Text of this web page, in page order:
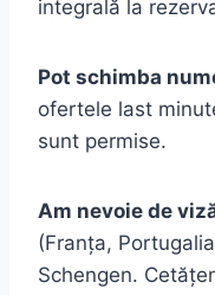
integrală la
Pot schimba
ofertele last
sunt permise.
Am nevoie de
(Franța,
Schengen.